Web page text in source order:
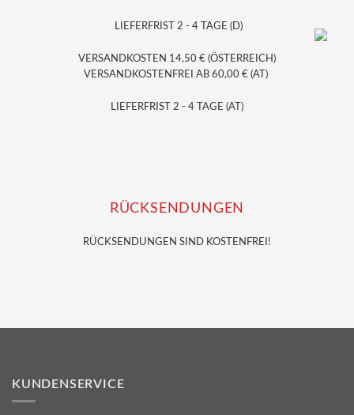
LIEFERFRIST 2 - 4 TAGE (D)
VERSANDKOSTEN 14,50 € (ÖSTERREICH)
VERSANDKOSTENFREI AB 60,00 € (AT)
LIEFERFRIST 2 - 4 TAGE (AT)
RÜCKSENDUNGEN
RÜCKSENDUNGEN SIND KOSTENFREI!
KUNDENSERVICE